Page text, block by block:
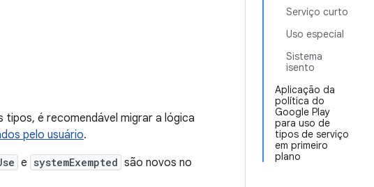
Serviço curto
Uso especial
Sistema
isento
Aplicação da
política do
Google Play
para uso de
tipos de serviço
em primeiro
plano
tipos, é recomendável migrar a lógica
pelo usuário.
e systemExempted são novos no